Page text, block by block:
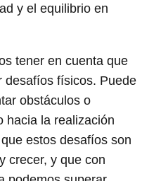
y el equilibrio en
tener en cuenta que
desafíos físicos. Puede
obstáculos o
hacia la realización
estos desafíos son
crecer, y que con